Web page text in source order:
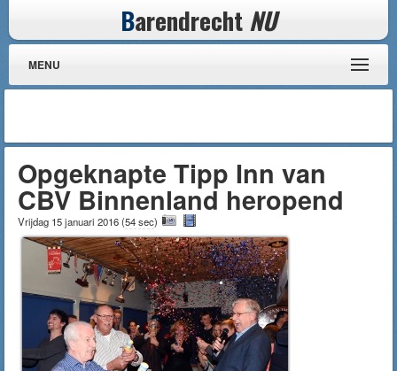
Barendrecht NU
MENU
Opgeknapte Tipp Inn van
CBV Binnenland heropend
Vrijdag 15 januari 2016(54 sec)